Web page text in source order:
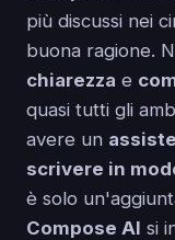
più discussi nei
buona ragione.
chiarezza e
quasi tutti gli
avere un
scrivere in
è solo
Compose AI si